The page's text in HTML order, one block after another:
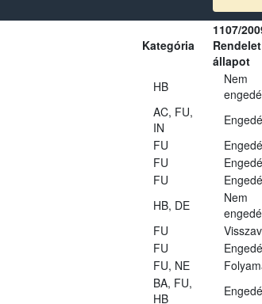
Kategória
1107/
állapot
HB
Nem
AC, FU,
IN
FU
FU
FU
HB, DE
Nem
FU
FU
FU, NE
BA, FU,
HB